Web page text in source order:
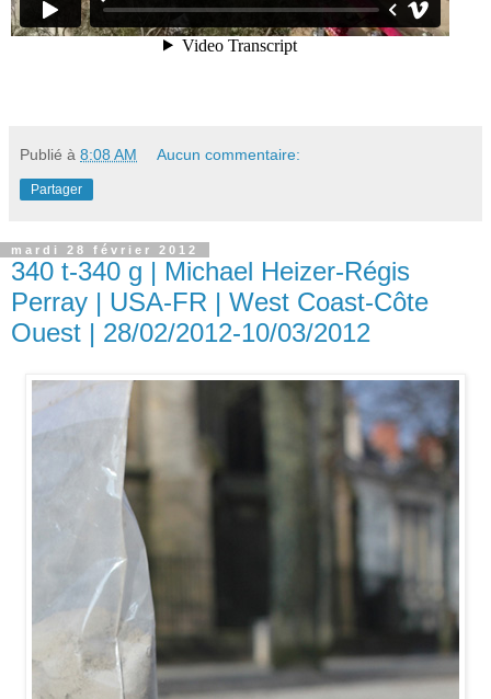
Publié à 8:08 AM Aucun commentaire:
Partager
mardi 28 février 2012
340 t-340 g | Michael Heizer-Régis
Perray | USA-FR | West Coast-Côte
Ouest | 28/02/2012-10/03/2012